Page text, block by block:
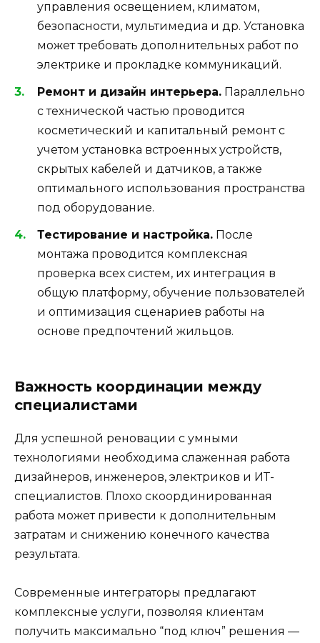
управления освещением, климатом,
безопасности, мультимедиа и др. Установка
может требовать дополнительных работ по
электрике и прокладке коммуникаций.
Ремонт и дизайн интерьера. Параллельно
с технической частью проводится
косметический и капитальный ремонт с
учетом установка встроенных устройств,
скрытых кабелей и датчиков, а также
оптимального использования пространства
под оборудование.
Тестирование и настройка. После
монтажа проводится комплексная
проверка всех систем, их интеграция в
общую платформу, обучение пользователей
и оптимизация сценариев работы на
основе предпочтений жильцов.
Важность координации между
специалистами
Для успешной реновации с умными
технологиями необходима слаженная работа
дизайнеров, инженеров, электриков и ИТ-
специалистов. Плохо скоординированная
работа может привести к дополнительным
затратам и снижению конечного качества
результата.
Современные интеграторы предлагают
комплексные услуги, позволяя клиентам
получить максимально “под ключ” решения —